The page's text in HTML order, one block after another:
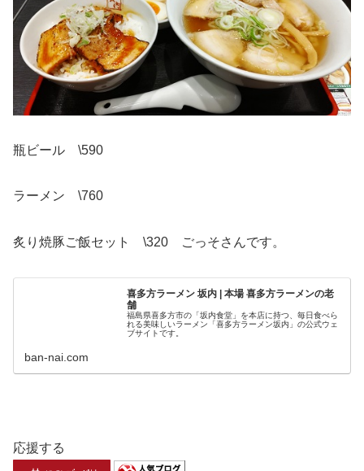
瓶ビール \590
ラーメン \760
炙り焼豚ご飯セット \320 ごっそさんです。
喜多方ラーメン 坂内 | 本場 喜多方ラーメンの老
舗
福島県喜多方市の「坂内食堂」を本店に持つ、毎日食べら
れる美味しいラーメン「喜多方ラーメン坂内」の公式ウェ
ブサイトです。
ban-nai.com
応援する